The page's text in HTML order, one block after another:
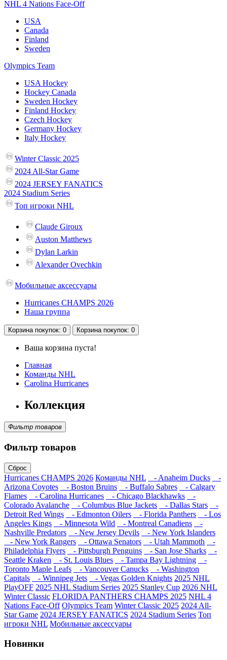
NHL 4 Nations Face-Off
USA
Canada
Finland
Sweden
Olympics Team
USA Hockey
Hockey Canada
Sweden Hockey
Finland Hockey
Czech Hockey
Germany Hockey
Italy Hockey
Winter Classic 2025
2024 All-Star Game
2024 JERSEY FANATICS
2024 Stadium Series
Топ игроки NHL
Claude Giroux
Auston Matthews
Dylan Larkin
Alexander Ovechkin
Мобильные аксессуары
Hurricanes CHAMPS 2026
Наша группа
Корзина покупок: 0 Корзина покупок: 0
Ваша корзина пуста!
Главная
Команды NHL
Carolina Hurricanes
Коллекция
Фильтр товаров
Фильтр товаров
Сброс
Hurricanes CHAMPS 2026 Команды NHL - Anaheim Ducks
-
Arizona Coyotes
- Boston Bruins - Buffalo Sabres
- Calgary
Flames
- Carolina Hurricanes - Chicago Blackhawks
-
Colorado Avalanche
- Columbus Blue Jackets - Dallas Stars
-
Detroit Red Wings
- Edmonton Oilers - Florida Panthers
- Los
Angeles Kings
- Minnesota Wild - Montreal Canadiens
-
Nashville Predators
- New Jersey Devils
- New York Islanders
- New York Rangers
- Ottawa Senators - Utah Mammoth
-
Philadelphia Flyers
- Pittsburgh Penguins - San Jose Sharks
-
Seattle Kraken
- St. Louis Blues - Tampa Bay Lightning
-
Toronto Maple Leafs
- Vancouver Canucks
- Washington
Capitals
- Winnipeg Jets - Vegas Golden Knights 2025 NHL
PlayOFF 2025 NHL Stadium Series 2025 Stanley Cup 2026 NHL
Winter Classic FLORIDA PANTHERS CHAMPS 2025 NHL 4
Nations Face-Off Olympics Team Winter Classic 2025 2024 All-
Star Game 2024 JERSEY FANATICS 2024 Stadium Series Топ
игроки NHL Мобильные аксессуары
Новинки